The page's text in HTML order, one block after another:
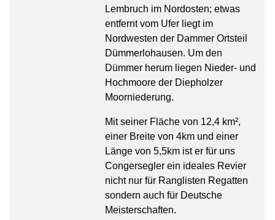
Lembruch im Nordosten; etwas
entfernt vom Ufer liegt im
Nordwesten der Dammer Ortsteil
Dümmerlohausen. Um den
Dümmer herum liegen Nieder- und
Hochmoore der Diepholzer
Moorniederung.
Mit seiner Fläche von 12,4 km²,
einer Breite von 4km und einer
Länge von 5,5km ist er für uns
Congersegler ein ideales Revier
nicht nur für Ranglisten Regatten
sondern auch für Deutsche
Meisterschaften.